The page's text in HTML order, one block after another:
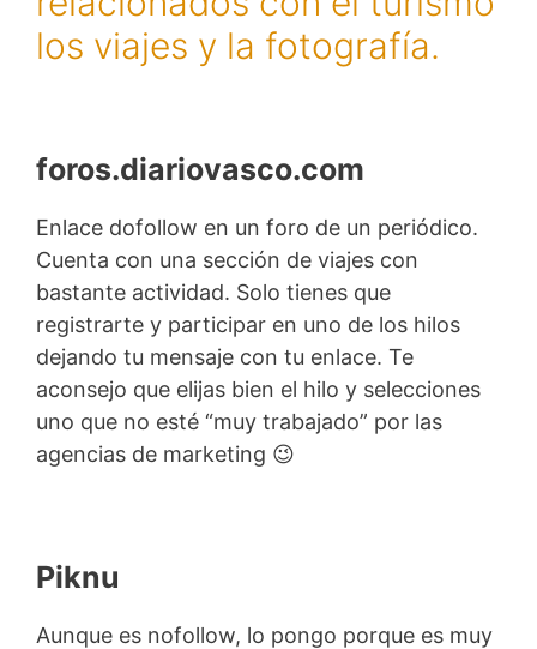
los viajes y la fotografía.
foros.diariovasco.com
Enlace dofollow en un foro de un periódico.
Cuenta con una sección de viajes con
bastante actividad. Solo tienes que
registrarte y participar en uno de los hilos
dejando tu mensaje con tu enlace. Te
aconsejo que elijas bien el hilo y selecciones
uno que no esté “muy trabajado” por las
agencias de marketing 😉
Piknu
Aunque es nofollow, lo pongo porque es muy